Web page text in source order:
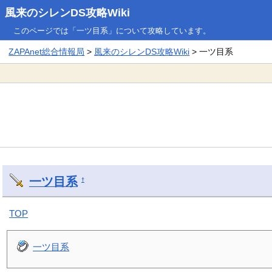
風来のシレンDS攻略Wiki
このページでは「一ツ目系」について攻略しています。
ZAPAnet総合情報局 > 風来のシレンDS攻略Wiki > 一ツ目系
一ツ目系 †
TOP
一ツ目系